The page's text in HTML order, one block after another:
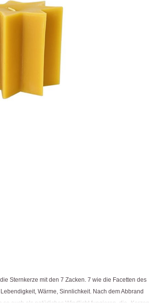
Sternkerze mit den 7 Zacken. 7 wie die Facetten des
Wärme, Sinnlichkeit. Nach dem Abbrand
auch als natürliches Windlicht fungieren, die „Kerzen-